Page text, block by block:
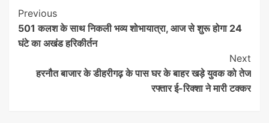
Post
Navigation
Previous
501 कलश के साथ निकली भव्य शोभायात्रा, आज से शुरू होगा 24
घंटे का अखंड हरिकीर्तन
Next
हरनौत बाजार के डीहरीगढ़ के पास घर के बाहर खड़े युवक को तेज
रफ्तार ई-रिक्शा ने मारी टक्कर